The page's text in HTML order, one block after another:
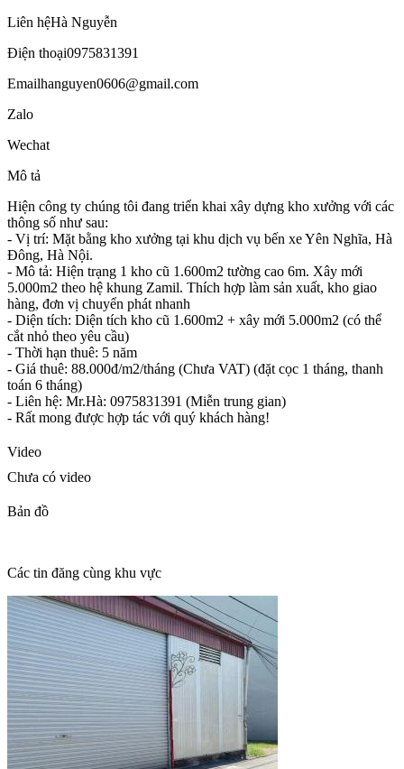
Liên hệHà Nguyễn
Điện thoại0975831391
Emailhanguyen0606@gmail.com
Zalo
Wechat
Mô tả
Hiện công ty chúng tôi đang triển khai xây dựng kho xưởng với các
thông số như sau:
- Vị trí: Mặt bằng kho xưởng tại khu dịch vụ bến xe Yên Nghĩa, Hà
Đông, Hà Nội.
- Mô tả: Hiện trạng 1 kho cũ 1.600m2 tường cao 6m. Xây mới
5.000m2 theo hệ khung Zamil. Thích hợp làm sản xuất, kho giao
hàng, đơn vị chuyển phát nhanh
- Diện tích: Diện tích kho cũ 1.600m2 + xây mới 5.000m2 (có thể
cắt nhỏ theo yêu cầu)
- Thời hạn thuê: 5 năm
- Giá thuê: 88.000đ/m2/tháng (Chưa VAT) (đặt cọc 1 tháng, thanh
toán 6 tháng)
- Liên hệ: Mr.Hà: 0975831391 (Miễn trung gian)
- Rất mong được hợp tác với quý khách hàng!
Video
Chưa có video
Bản đồ
Các tin đăng cùng khu vực